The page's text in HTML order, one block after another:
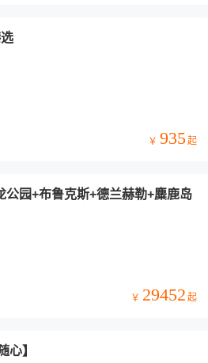
￥ 935起
园+布鲁克斯+德兰赫勒+麋鹿岛
￥ 29452 起
心】